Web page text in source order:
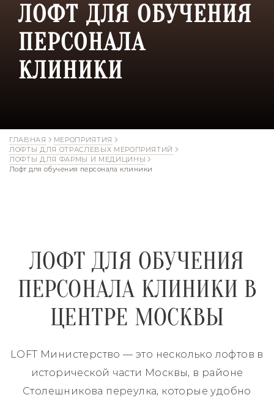
ЛОФТ ДЛЯ ОБУЧЕНИЯ
ПЕРСОНАЛА
КЛИНИКИ
ГЛАВНАЯ
МЕРОПРИЯТИЯ
ЛОФТЫ ДЛЯ ОТРАСЛЕВЫХ МЕРОПРИЯТИЙ
ЛОФТЫ ДЛЯ ФАРМЫ И МЕДИЦИНЫ
Лофт для обучения персонала клиники
ЛОФТ ДЛЯ ОБУЧЕНИЯ
ПЕРСОНАЛА КЛИНИКИ В
ЦЕНТРЕ МОСКВЫ
LOFT Министерство — это несколько лофтов в
исторической части Москвы, в районе
Столешникова переулка, которые удобно